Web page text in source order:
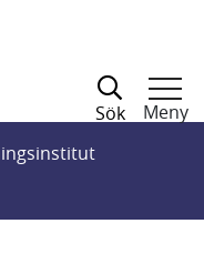
Sök
Meny